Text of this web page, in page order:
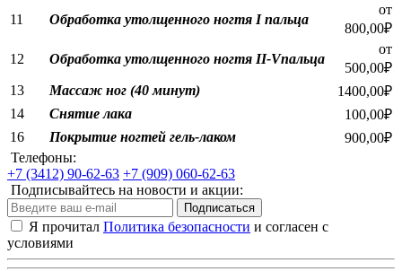
11
Обработка утолщенного ногтя I пальца
от
800,00₽
12
Обработка утолщенного ногтя II-Vпальца
от
500,00₽
13
Массаж ног (40 минут)
1400,00₽
14
Снятие лака
100,00₽
16
Покрытие ногтей гель-лаком
900,00₽
Телефоны:
+7 (3412) 90-62-63 +7 (909) 060-62-63
Подписывайтесь на новости и акции:
Подписаться
Я прочитал Политика безопасности и согласен с
условиями